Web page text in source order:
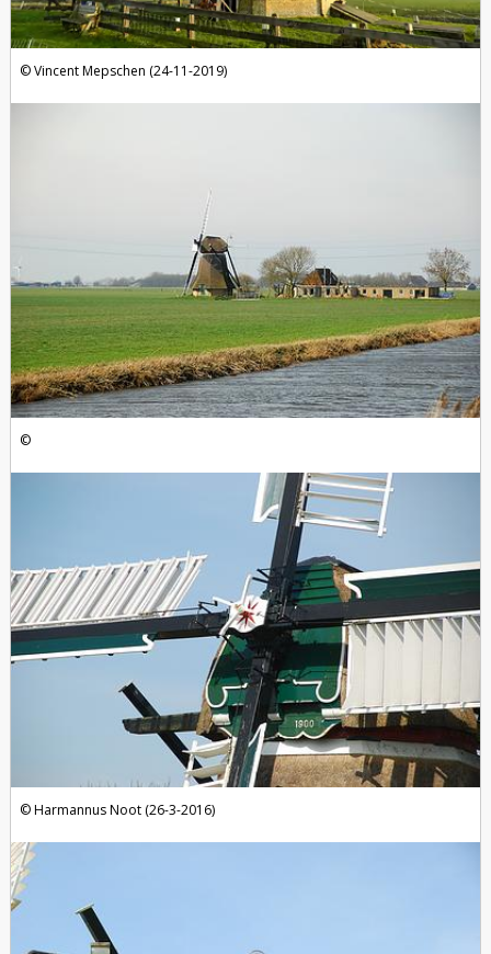
Vincent Mepschen (24-11-2019)
Harmannus Noot (26-3-2016)